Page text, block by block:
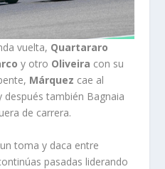
vuelta, Quartararo
y otro Oliveira con su
Márquez cae al
después también Bagnaia
de carrera.
toma y daca entre
pasadas liderando